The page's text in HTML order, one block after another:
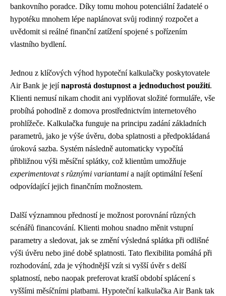
bankovního poradce. Díky tomu mohou potenciální žadatelé o
hypotéku mnohem lépe naplánovat svůj rodinný rozpočet a
uvědomit si reálné finanční zatížení spojené s pořízením
vlastního bydlení.
Jednou z klíčových výhod hypoteční kalkulačky poskytovatele
Air Bank je jejínaprostá dostupnost a jednoduchost použití.
Klienti nemusí nikam chodit ani vyplňovat složité formuláře, vše
probíhá pohodlně z domova prostřednictvím internetového
prohlížeče. Kalkulačka funguje na principu zadání základních
parametrů, jako je výše úvěru, doba splatnosti a předpokládaná
úroková sazba. Systém následně automaticky vypočítá
přibližnou výši měsíční splátky, což klientům umožňuje
experimentovat s různými variantami a najít optimální řešení
odpovídající jejich finančním možnostem.
Další významnou předností je možnost porovnání různých
scénářů financování. Klienti mohou snadno měnit vstupní
parametry a sledovat, jak se změní výsledná splátka při odlišné
výši úvěru nebo jiné době splatnosti. Tato flexibilita pomáhá při
rozhodování, zda je výhodnější vzít si vyšší úvěr s delší
splatností, nebo naopak preferovat kratší období splácení s
vyššími měsíčními platbami. Hypoteční kalkulačka Air Bank tak